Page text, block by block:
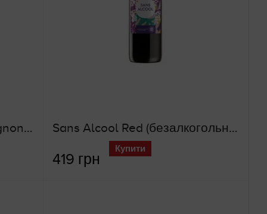
The Bench Cabernet Sauvignon (безалкогольне червоне вино) Sans Alcool Red (безалкогольне червоне вино)
419 грн
Купити